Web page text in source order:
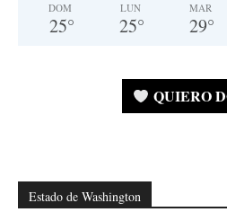
DOM
25°
LUN
25°
MAR
29°
QUIERO
Estado de Washington